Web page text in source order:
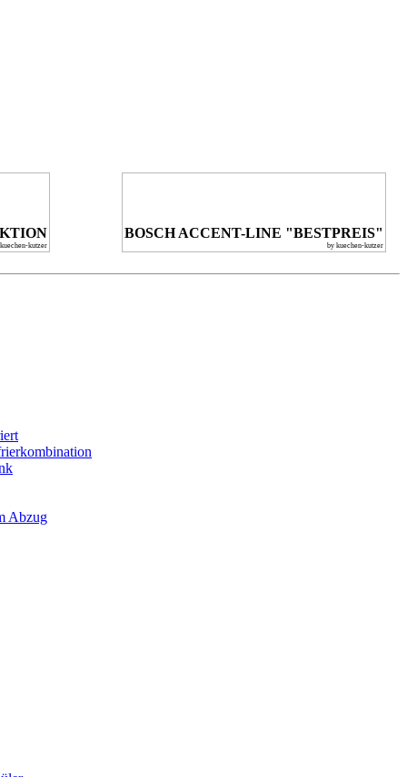
kutzer
BOSCH ACCENT-LINE "BESTPREIS"
by kuechen-kutzer
Abzug